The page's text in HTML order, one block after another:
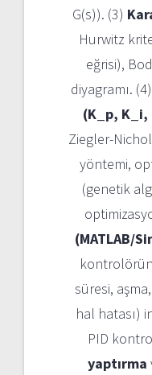
G(s)). (3)
Hurwitz
eğrisi),
diyagramı. (4)
(K_p,
Ziegler-
yöntemi,
(genetik
(MATLAB/
süresi,
hal hatası)
PID
yaptırma